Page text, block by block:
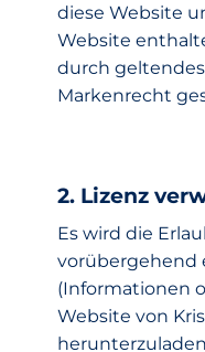
diese Website
Website
durch
Markenrecht
2. Lizenz
Es wird die
vorübergehend
(Informationen
Website von